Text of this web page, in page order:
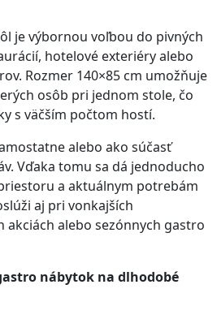
je výbornou voľbou do pivných
hotelové exteriéry alebo
Rozmer 140×85 cm umožňuje
osôb pri jednom stole, čo
s väčším počtom hostí.
alebo ako súčasť
Vďaka tomu sa dá jednoducho
a aktuálnym potrebám
aj pri vonkajších
alebo sezónnych gastro
nábytok na dlhodobé